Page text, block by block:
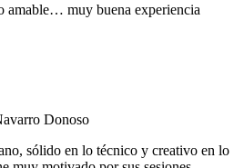
amable… muy buena experiencia
Donoso
sólido en lo técnico y creativo en lo